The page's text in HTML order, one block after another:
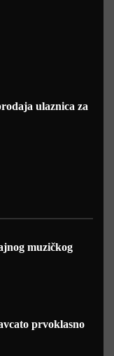
ulaznica za
muzičkog
prvoklasno